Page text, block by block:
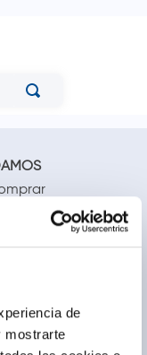
de
mostrarte
frecuentes